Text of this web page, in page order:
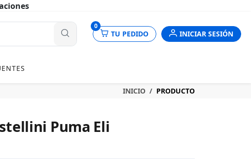
0
TU PEDIDO INICIAR SESIÓN
INICIO PRODUCTO
Puma Eli